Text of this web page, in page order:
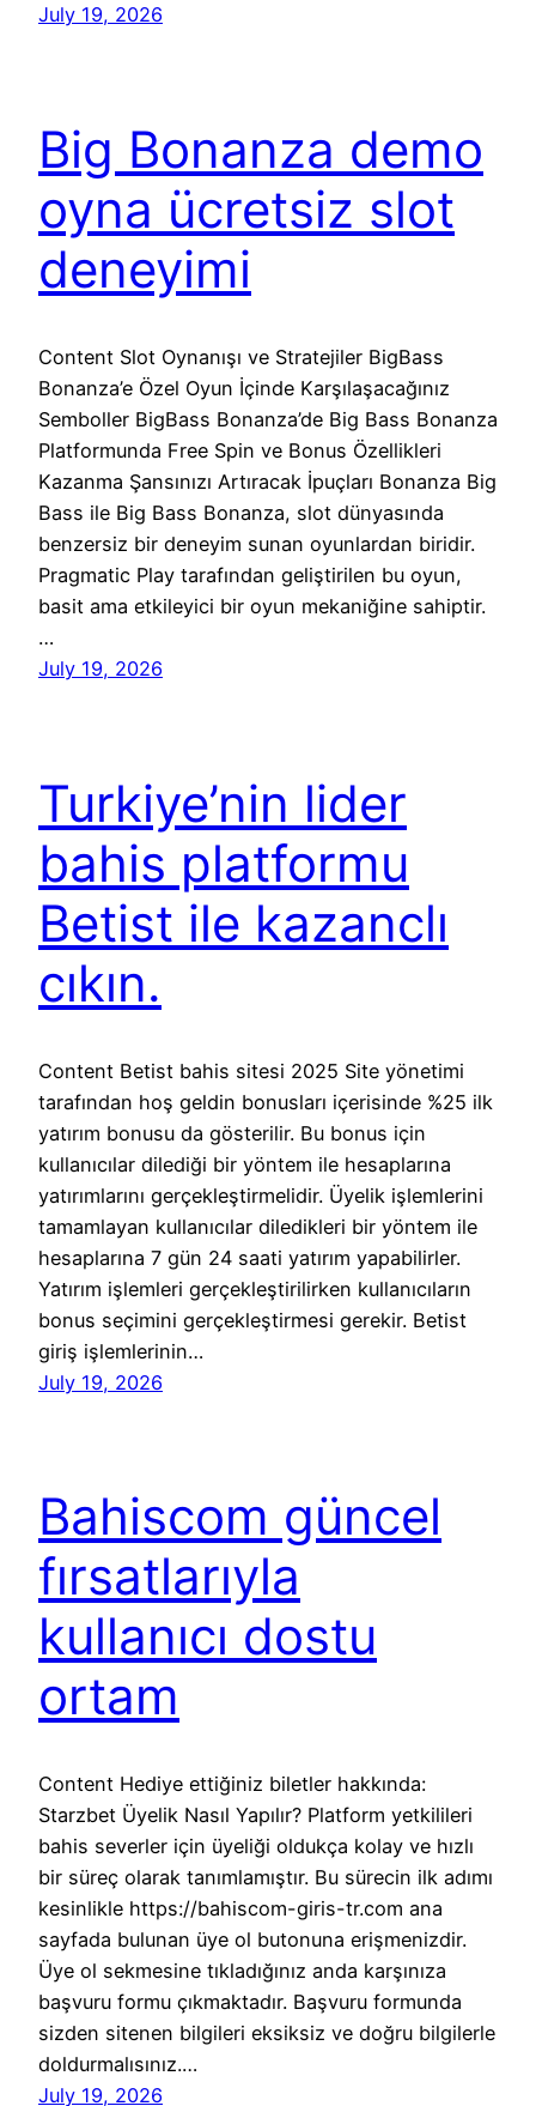
July 19, 2026
Big Bonanza demo
oyna ücretsiz slot
deneyimi
Content Slot Oynanışı ve Stratejiler BigBass
Bonanza’e Özel Oyun İçinde Karşılaşacağınız
Semboller BigBass Bonanza’de Big Bass Bonanza
Platformunda Free Spin ve Bonus Özellikleri
Kazanma Şansınızı Artıracak İpuçları Bonanza Big
Bass ile Big Bass Bonanza, slot dünyasında
benzersiz bir deneyim sunan oyunlardan biridir.
Pragmatic Play tarafından geliştirilen bu oyun,
basit ama etkileyici bir oyun mekaniğine sahiptir.
…
July 19, 2026
Turkiye’nin lider
bahis platformu
Betist ile kazanclı
cıkın.
Content Betist bahis sitesi 2025 Site yönetimi
tarafından hoş geldin bonusları içerisinde %25 ilk
yatırım bonusu da gösterilir. Bu bonus için
kullanıcılar dilediği bir yöntem ile hesaplarına
yatırımlarını gerçekleştirmelidir. Üyelik işlemlerini
tamamlayan kullanıcılar diledikleri bir yöntem ile
hesaplarına 7 gün 24 saati yatırım yapabilirler.
Yatırım işlemleri gerçekleştirilirken kullanıcıların
bonus seçimini gerçekleştirmesi gerekir. Betist
giriş işlemlerinin…
July 19, 2026
Bahiscom güncel
fırsatlarıyla
kullanıcı dostu
ortam
Content Hediye ettiğiniz biletler hakkında:
Starzbet Üyelik Nasıl Yapılır? Platform yetkilileri
bahis severler için üyeliği oldukça kolay ve hızlı
bir süreç olarak tanımlamıştır. Bu sürecin ilk adımı
kesinlikle https://bahiscom-giris-tr.com ana
sayfada bulunan üye ol butonuna erişmenizdir.
Üye ol sekmesine tıkladığınız anda karşınıza
başvuru formu çıkmaktadır. Başvuru formunda
sizden sitenen bilgileri eksiksiz ve doğru bilgilerle
doldurmalısınız.…
July 19, 2026